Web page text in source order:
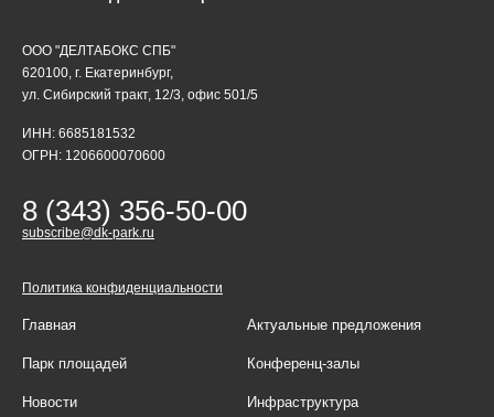
ООО "ДЕЛТАБОКС СПБ"
620100, г. Екатеринбург,
ул. Сибирский тракт, 12/3, офис 501/5
ИНН: 6685181532
ОГРН: 1206600070600
8 (343) 356-50-00
subscribe@dk-park.ru
Политика конфиденциальности
Главная Актуальные предложения
Парк площадей Конференц-залы
Новости Инфраструктура